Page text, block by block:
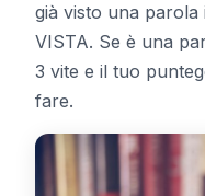
FPS Reaction
Classifica
già visto una parola
VISTA. Se è una
3 vite e il tuo
fare.